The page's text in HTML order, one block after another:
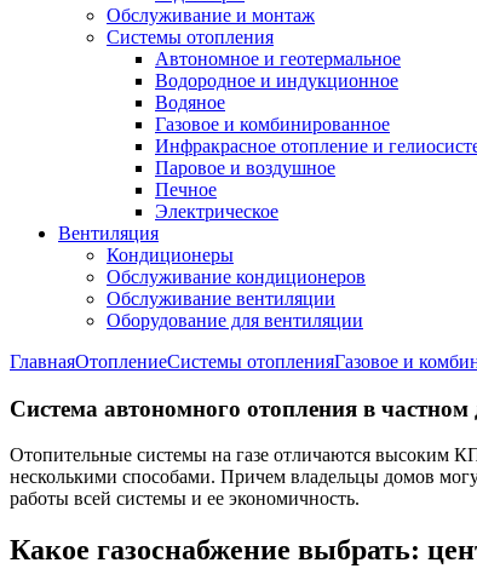
Обслуживание и монтаж
Системы отопления
Автономное и геотермальное
Водородное и индукционное
Водяное
Газовое и комбинированное
Инфракрасное отопление и
Паровое и воздушное
Печное
Электрическое
Вентиляция
Кондиционеры
Обслуживание кондиционеров
Обслуживание вентиляции
Оборудование для вентиляции
ГлавнаяОтоплениеСистемы отопленияГазовое и
Система автономного отопления в
Отопительные системы на газе отличаются высоким
несколькими способами. Причем владельцы домов
работы всей системы и ее экономичность.
Какое газоснабжение выбрать: